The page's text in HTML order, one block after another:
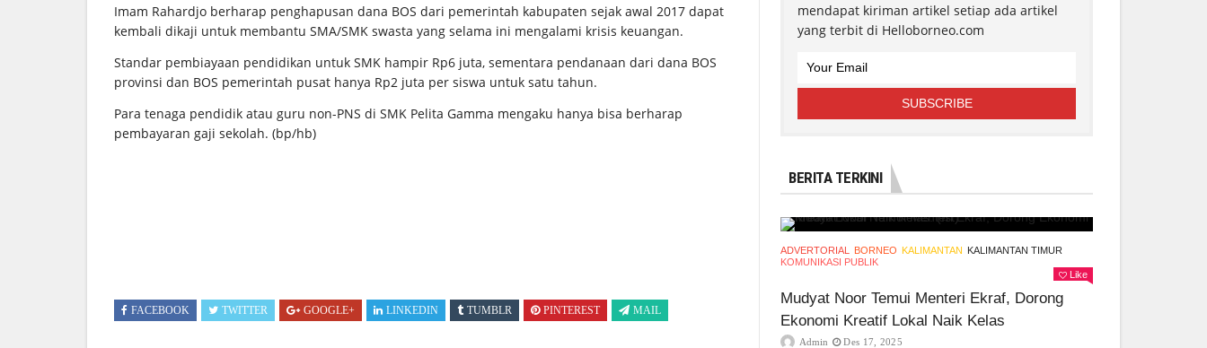
Imam Rahardjo berharap penghapusan dana BOS dari pemerintah kabupaten sejak awal 2017 dapat
kembali dikaji untuk membantu SMA/SMK swasta yang selama ini mengalami krisis keuangan.
Standar pembiayaan pendidikan untuk SMK hampir Rp6 juta, sementara pendanaan dari dana BOS
provinsi dan BOS pemerintah pusat hanya Rp2 juta per siswa untuk satu tahun.
Para tenaga pendidik atau guru non-PNS di SMK Pelita Gamma mengaku hanya bisa berharap
pembayaran gaji sekolah. (bp/hb)
FACEBOOK TWITTER GOOGLE+ LINKEDIN TUMBLR PINTEREST MAIL
mendapat kiriman artikel setiap ada artikel
yang terbit di Helloborneo.com
BERITA TERKINI
ADVERTORIAL BORNEO KALIMANTAN KALIMANTAN TIMUR
KOMUNIKASI PUBLIK
Like
Mudyat Noor Temui Menteri Ekraf, Dorong
Ekonomi Kreatif Lokal Naik Kelas
Admin Des 17, 2025